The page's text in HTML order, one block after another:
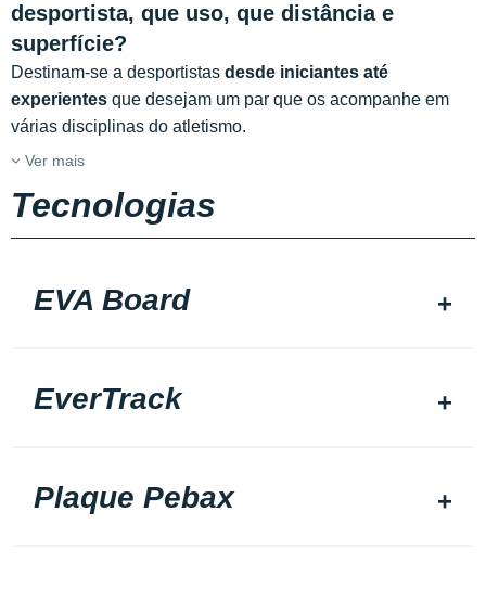
desportista, que uso, que distância e
superfície?
Destinam-se a desportistas desde iniciantes até
experientes que desejam um par que os acompanhe em
várias disciplinas do atletismo.
Ver mais
Tecnologias
EVA Board
EverTrack
Plaque Pebax